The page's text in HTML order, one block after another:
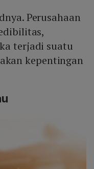
Perusahaan
terjadi suatu
kepentingan